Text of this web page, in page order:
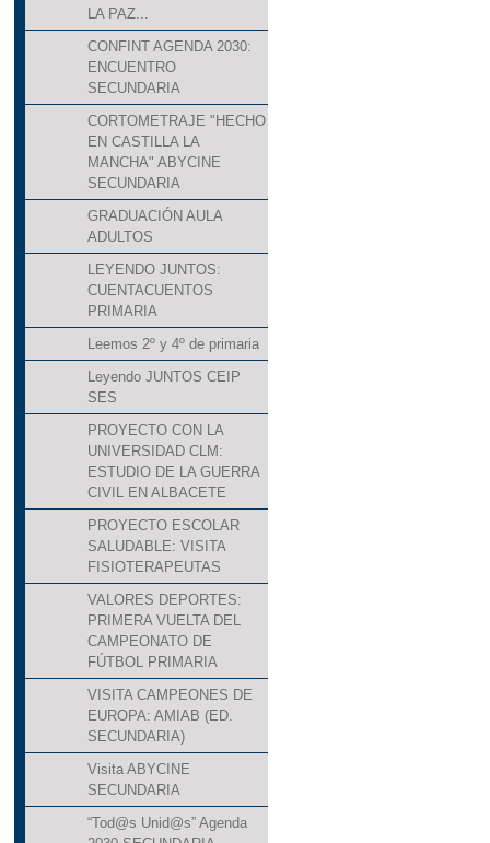
LA PAZ...
CONFINT AGENDA 2030:
ENCUENTRO
SECUNDARIA
CORTOMETRAJE "HECHO
EN CASTILLA LA
MANCHA" ABYCINE
SECUNDARIA
GRADUACIÓN AULA
ADULTOS
LEYENDO JUNTOS:
CUENTACUENTOS
PRIMARIA
Leemos 2º y 4º de primaria
Leyendo JUNTOS CEIP
SES
PROYECTO CON LA
UNIVERSIDAD CLM:
ESTUDIO DE LA GUERRA
CIVIL EN ALBACETE
PROYECTO ESCOLAR
SALUDABLE: VISITA
FISIOTERAPEUTAS
VALORES DEPORTES:
PRIMERA VUELTA DEL
CAMPEONATO DE
FÚTBOL PRIMARIA
VISITA CAMPEONES DE
EUROPA: AMIAB (ED.
SECUNDARIA)
Visita ABYCINE
SECUNDARIA
“Tod@s Unid@s” Agenda